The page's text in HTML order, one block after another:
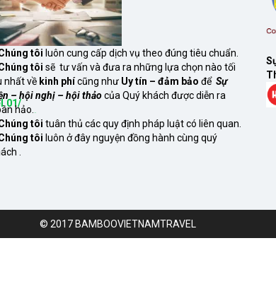
tôi luôn cung cấp dịch vụ theo đúng tiêu chuẩn.
tôi sẽ tư vấn và đưa ra những lựa chọn nào tối
nhất về kinh phícũng như Uy tín – đảm bảo để Sự
– hội nghị – hội thảocủa Quý khách được diễn ra
hảo.
tôi tuân thủ các quy định pháp luật có liên quan.
tôi luôn ở đây nguyện đồng hành cùng quý
.
© 2017 BAMBOOVIETNAMTRAVEL